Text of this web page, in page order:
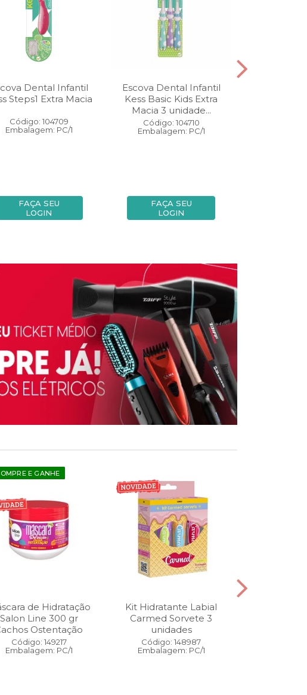
Dental Infantil
Steps1 Extra Macia
Código: 104709
Embalagem: PC/1
FAÇA SEU
LOGIN
Escova Dental Infantil
Kess Basic Kids Extra
Macia 3 unidade...
Código: 104710
Embalagem: PC/1
FAÇA SEU
LOGIN
E GANHE
de Hidratação
Salon Line 300 gr
Ostentação
Código: 149217
Embalagem: PC/1
Kit Hidratante Labial
Carmed Sorvete 3
unidades
Código: 148987
Embalagem: PC/1